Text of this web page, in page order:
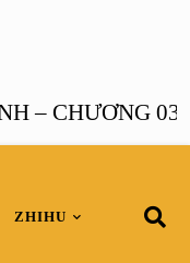
CHƯƠNG 03 |
ZHIHU